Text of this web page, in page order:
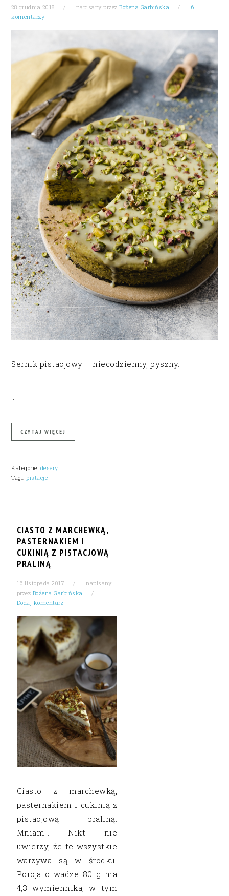
28 grudnia 2018 napisany przezBożena Garbińska
6
komentarzy
Sernik pistacjowy – niecodzienny, pyszny.
CZYTAJ WIĘCEJ
Kategorie: desery
Tagi:pistacje
CIASTO Z MARCHEWKĄ,
PASTERNAKIEM I
CUKINIĄ Z PISTACJOWĄ
PRALINĄ
16 listopada 2017
napisany
przez Bożena Garbińska
Dodaj komentarz
Ciasto z marchewką,
pasternakiem i cukinią z
pistacjową praliną.
Mniam… Nikt nie
uwierzy, że te wszystkie
warzywa są w środku.
Porcja o wadze 80 g ma
4,3 wymiennika, w tym